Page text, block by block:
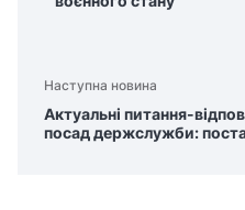
Наступна новина
Актуальні питання-
посад держслужби: